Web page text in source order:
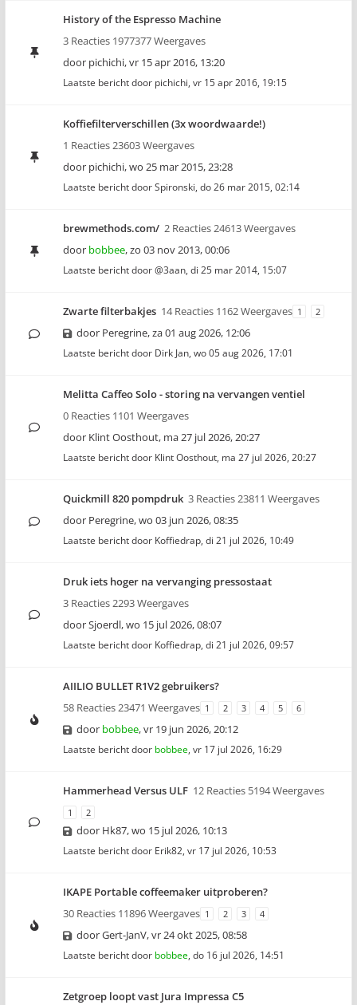
History of the Espresso Machine
3 Reacties 1977377 Weergaves
door pichichi,vr 15 apr 2016, 13:20
Laatste bericht door pichichi, vr 15 apr 2016, 19:15
Koffiefilterverschillen (3x woordwaarde!)
1 Reacties 23603 Weergaves
door pichichi,wo 25 mar 2015, 23:28
Laatste bericht doorSpironski, do 26 mar 2015, 02:14
brewmethods.com/ 2 Reacties 24613 Weergaves
door bobbee,zo 03 nov 2013, 00:06
Laatste bericht door@3aan, di 25 mar 2014, 15:07
Zwarte filterbakjes 14 Reacties 1162 Weergaves 1 2
door Peregrine,za 01 aug 2026, 12:06
Laatste bericht door Dirk Jan, wo 05 aug 2026, 17:01
Melitta Caffeo Solo - storing na vervangen ventiel
0 Reacties 1101 Weergaves
door Klint Oosthout, ma 27 jul 2026, 20:27
Laatste bericht door Klint Oosthout, ma 27 jul 2026, 20:27
Quickmill 820 pompdruk 3 Reacties 23811 Weergaves
door Peregrine,wo 03 jun 2026, 08:35
Laatste bericht door Koffiedrap, di 21 jul 2026, 10:49
Druk iets hoger na vervanging pressostaat
3 Reacties 2293 Weergaves
doorSjoerdl,wo 15 jul 2026, 08:07
Laatste bericht door Koffiedrap, di 21 jul 2026, 09:57
AIILIO BULLET R1V2 gebruikers?
58 Reacties 23471 Weergaves 1 2 3 4 5 6
door bobbee,vr 19 jun 2026, 20:12
Laatste bericht door bobbee, vr 17 jul 2026, 16:29
Hammerhead Versus ULF 12 Reacties 5194 Weergaves
1 2
door Hk87,wo 15 jul 2026, 10:13
Laatste bericht door Erik82, vr 17 jul 2026, 10:53
IKAPE Portable coffeemaker uitproberen?
30 Reacties 11896 Weergaves 1 2 3 4
doorGert-JanV,vr 24 okt 2025, 08:58
Laatste bericht door bobbee, do 16 jul 2026, 14:51
Zetgroep loopt vast Jura Impressa C5